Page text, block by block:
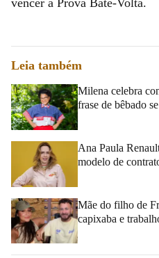
vencer a Prova Bate-Volta.
Leia também
Milena celebra
frase de bêbado
Ana Paula
modelo de
Mãe do filho de
capixaba e